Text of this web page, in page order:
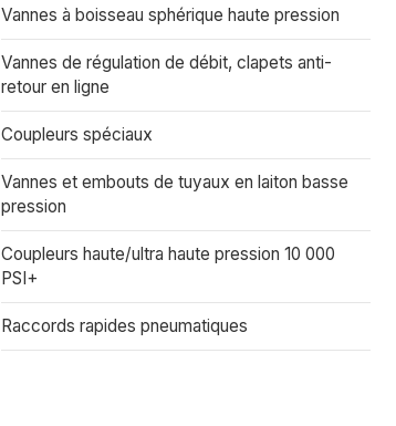
Vannes à boisseau sphérique haute pression
Vannes de régulation de débit, clapets anti-
retour en ligne
Coupleurs spéciaux
Vannes et embouts de tuyaux en laiton basse
pression
Coupleurs haute/ultra haute pression 10 000
PSI+
Raccords rapides pneumatiques